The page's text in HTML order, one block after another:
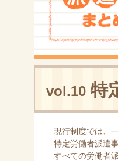
vol.10 特
現行制度では、
特定労働者派遣
すべての労働者